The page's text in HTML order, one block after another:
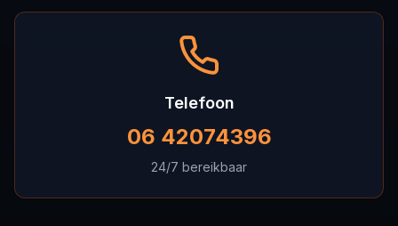
Telefoon
06 42074396
24/7 bereikbaar